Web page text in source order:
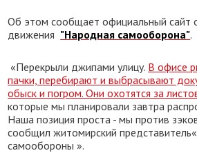
Об этом сообщает официальный сайт
движения "Народная самооборона".
«Перекрыли джипами улицу. В офисе
пачки, перебирают и выбрасывают
обыск и погром. Они охотятся за
которые мы планировали завтра
Наша позиция проста - мы против
сообщил житомирский
самообороны ».